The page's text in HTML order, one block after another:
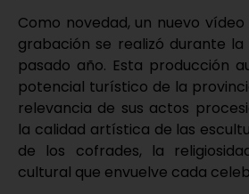
Como novedad, un nuevo
grabación se realizó durante la
pasado año. Esta producción
potencial turístico de la
relevancia de sus actos
la calidad artística de las
de los cofrades, la
cultural que envuelve cada